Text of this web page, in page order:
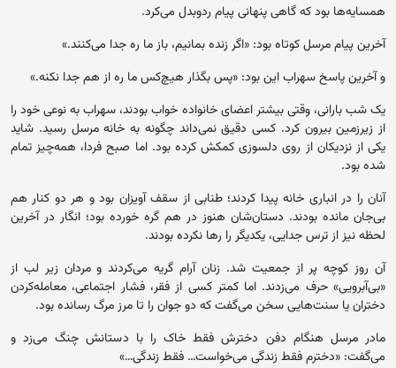
همسایه‌ها بود که گاهی پنهانی پیام ردوبدل می‌کرد.
آخرین پیام مرسل کوتاه بود: «اگر زنده بمانیم، باز ما ره جدا می‌کنند.»
و آخرین پاسخ سهراب این بود: «پس بگذار هیچ‌کس ما ره از هم جدا نکنه.»
یک شب بارانی، وقتی بیشتر اعضای خانواده خواب بودند، سهراب به نوعی خود را
از زیرزمین بیرون کرد. کسی دقیق نمی‌داند چگونه به خانه مرسل رسید. شاید
یکی از نزدیکان از روی دلسوزی کمکش کرده بود. اما صبح فردا، همه‌چیز تمام
شده بود.
آنان را در انباری خانه پیدا کردند؛ طنابی از سقف آویزان بود و هر دو کنار هم
بی‌جان مانده بودند. دستان‌شان هنوز در هم گره خورده بود؛ انگار در آخرین
لحظه نیز از ترس جدایی، یکدیگر را رها نکرده بودند.
آن روز کوچه پر از جمعیت شد. زنان آرام گریه می‌کردند و مردان زیر لب از
«بی‌آبرویی» حرف می‌زدند. اما کمتر کسی از فقر، فشار اجتماعی، معامله‌کردن
دختران یا سنت‌هایی سخن می‌گفت که دو جوان را تا مرز مرگ رسانده بود.
مادر مرسل هنگام دفن دخترش فقط خاک را با دستانش چنگ می‌زد و
می‌گفت: «دخترم فقط زندگی می‌خواست… فقط زندگی…»